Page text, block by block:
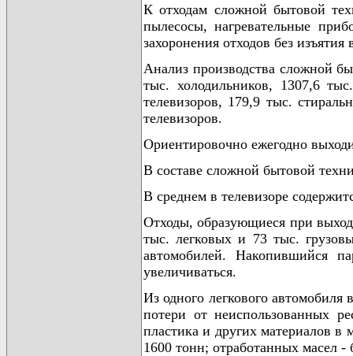
К отходам сложной бытовой
пылесосы, нагревательные
захоронения отходов без
Анализ производства сложной
тыс. холодильников, 1307,6
телевизоров, 179,9 тыс.
телевизоров.
Ориентировочно ежегодно
В составе сложной бытовой
В среднем в телевизоре
Отходы, образующиеся при
тыс. легковых и 73 тыс.
автомобилей. Накопившийся
увеличиваться.
Из одного легкового
потери от неиспользованных
пластика и других материалов в
1600 тонн; отработанных масел -